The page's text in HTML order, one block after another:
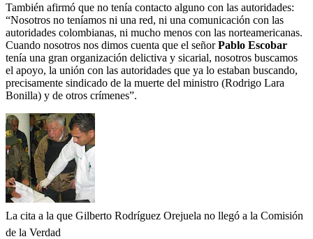
También afirmó que no tenía contacto alguno con las autoridades:
“Nosotros no teníamos ni una red, ni una comunicación con las
autoridades colombianas, ni mucho menos con las norteamericanas.
Cuando nosotros nos dimos cuenta que el señorPablo Escobar
tenía una gran organización delictiva y sicarial, nosotros buscamos
el apoyo, la unión con las autoridades que ya lo estaban buscando,
precisamente sindicado de la muerte del ministro (Rodrigo Lara
Bonilla) y de otros crímenes”.
La cita a la que Gilberto Rodríguez Orejuela no llegó a la Comisión
de la Verdad